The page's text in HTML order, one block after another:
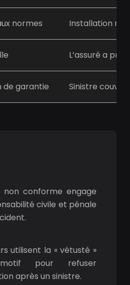
normes Installation ne
L’assuré a
de garantie Sinistre
non conforme engage
civile et pénale
utilisent la « vétusté »
pour refuser
après un sinistre.